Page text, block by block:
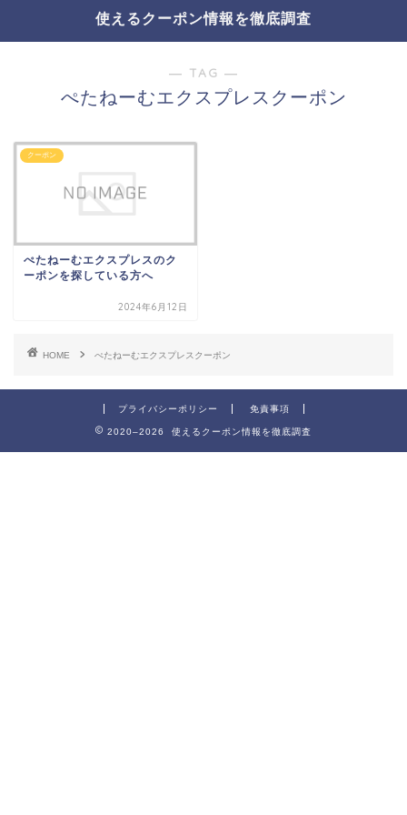
使えるクーポン情報を徹底調査
― TAG ―
ぺたねーむエクスプレスクーポン
クーポン
ぺたねーむエクスプレスのク
ーポンを探している方へ
2024年6月12日
HOME ぺたねーむエクスプレスクーポン
プライバシーポリシー 免責事項
2020–2026 使えるクーポン情報を徹底調査